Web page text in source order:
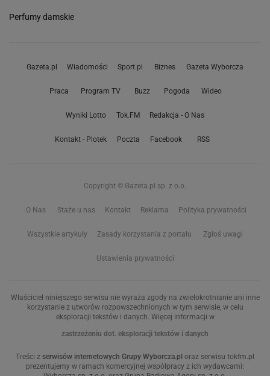
Perfumy damskie
Gazeta.pl Wiadomości Sport.pl Biznes Gazeta Wyborcza
Praca Program TV Buzz Pogoda Wideo
Wyniki Lotto Tok.FM Redakcja - O Nas
Kontakt - Plotek Poczta Facebook RSS
Copyright © Gazeta.pl sp. z o.o.
O Nas Staże u nas Kontakt Reklama Polityka prywatności
Wszystkie artykuły Zasady korzystania z portalu Zgłoś uwagi
Ustawienia prywatności
Właściciel niniejszego serwisu nie wyraża zgody na zwielokrotnianie ani inne
korzystanie z utworów rozpowszechnionych w tym serwisie, w celu
eksploracji tekstów i danych. Więcej informacji w
zastrzeżeniu dot. eksploracji tekstów i danych
Treści z serwisów internetowych Grupy Wyborcza.pl oraz serwisu tokfm.pl
prezentujemy w ramach komercyjnej współpracy z ich wydawcami: